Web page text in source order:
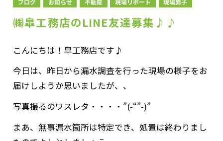
㈱皐工務店のLINE友達募集♪♪
こんにちは！皐工務店です♪
今日は、昨日から漏水調査を行った現場の様子をお
届けしようか思いましたが、、
写真撮るのワスレタ・・・・”(-“”-)”
まあ、無事漏水箇所は特定でき、処置は終わりまし